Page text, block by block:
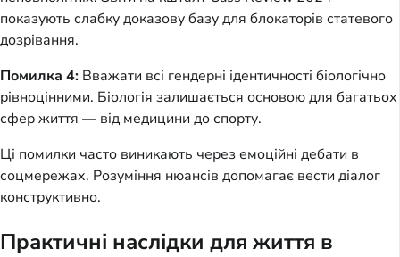
показують слабку доказову базу для блокаторів статевого
дозрівання.
Помилка 4: Вважати всі гендерні ідентичності біологічно
рівноцінними. Біологія залишається основою для багатьох
сфер життя — від медицини до спорту.
Ці помилки часто виникають через емоційні дебати в
соцмережах. Розуміння нюансів допомагає вести діалог
конструктивно.
Практичні наслідки для життя в